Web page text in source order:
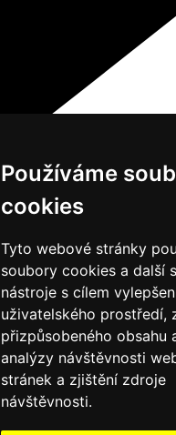
Používáme
cookies
Tyto webové stránky
soubory cookies a další
nástroje s cílem
uživatelského prostředí,
přizpůsobeného obsahu
analýzy návštěvnosti
stránek a zjištění zdroje
návštěvnosti.